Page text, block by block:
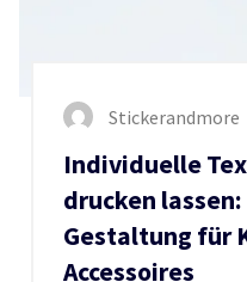
Stickerandmore
Individuelle
drucken
Gestaltung für
Accessoires